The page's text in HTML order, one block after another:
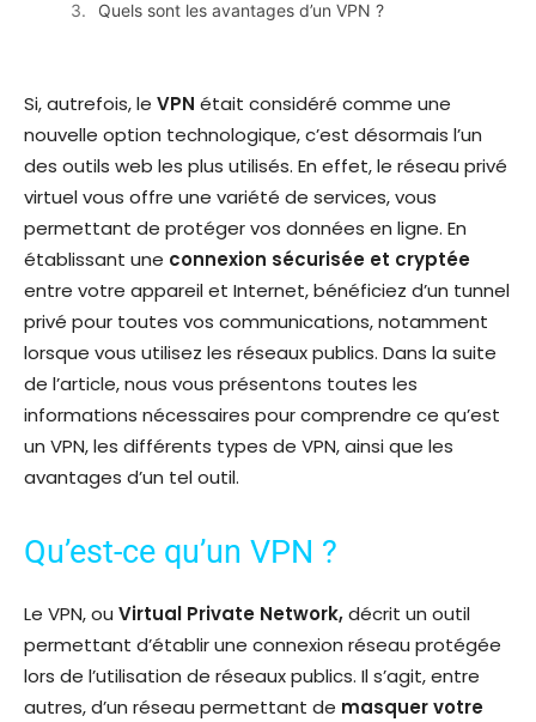
Quels sont les avantages d’un VPN ?
Si, autrefois, le VPN était considéré comme une
nouvelle option technologique, c’est désormais l’un
des outils web les plus utilisés. En effet, le réseau privé
virtuel vous offre une variété de services, vous
permettant de protéger vos données en ligne. En
établissant une connexion sécurisée et cryptée
entre votre appareil et Internet, bénéficiez d’un tunnel
privé pour toutes vos communications, notamment
lorsque vous utilisez les réseaux publics. Dans la suite
de l’article, nous vous présentons toutes les
informations nécessaires pour comprendre ce qu’est
un VPN, les différents types de VPN, ainsi que les
avantages d’un tel outil.
Qu’est-ce qu’un VPN ?
Le VPN, ou Virtual Private Network,décrit un outil
permettant d’établir une connexion réseau protégée
lors de l’utilisation de réseaux publics. Il s’agit, entre
autres, d’un réseau permettant de masquer votre